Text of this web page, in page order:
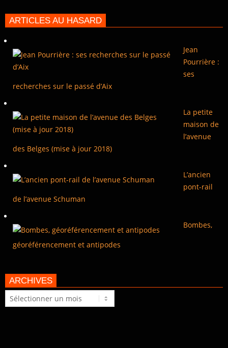
ARTICLES AU HASARD
Jean
Pourrière :
ses
recherches sur le passé d’Aix
La petite
maison de
l’avenue
des Belges (mise à jour 2018)
L’ancien
pont-rail
de l’avenue Schuman
Bombes,
géoréférencement et antipodes
ARCHIVES
Archives